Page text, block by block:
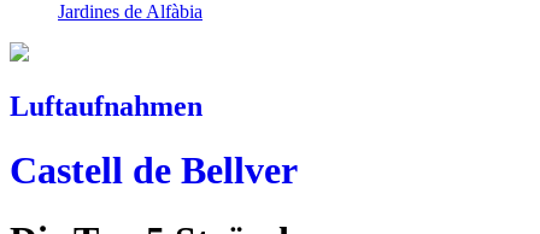
Jardines de Alfàbia
Luftaufnahmen
Castell de Bellver